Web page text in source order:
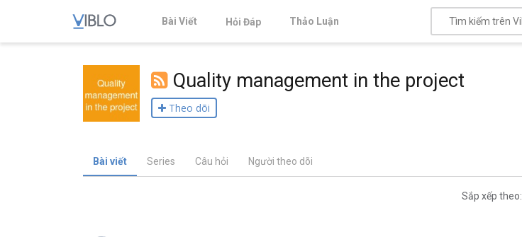
Bài Viết Hỏi Đáp Thảo Luận
Quality management in the project
Theo dõi
Bài viết Series Câu hỏi Người theo dõi
Sắp xếp theo: